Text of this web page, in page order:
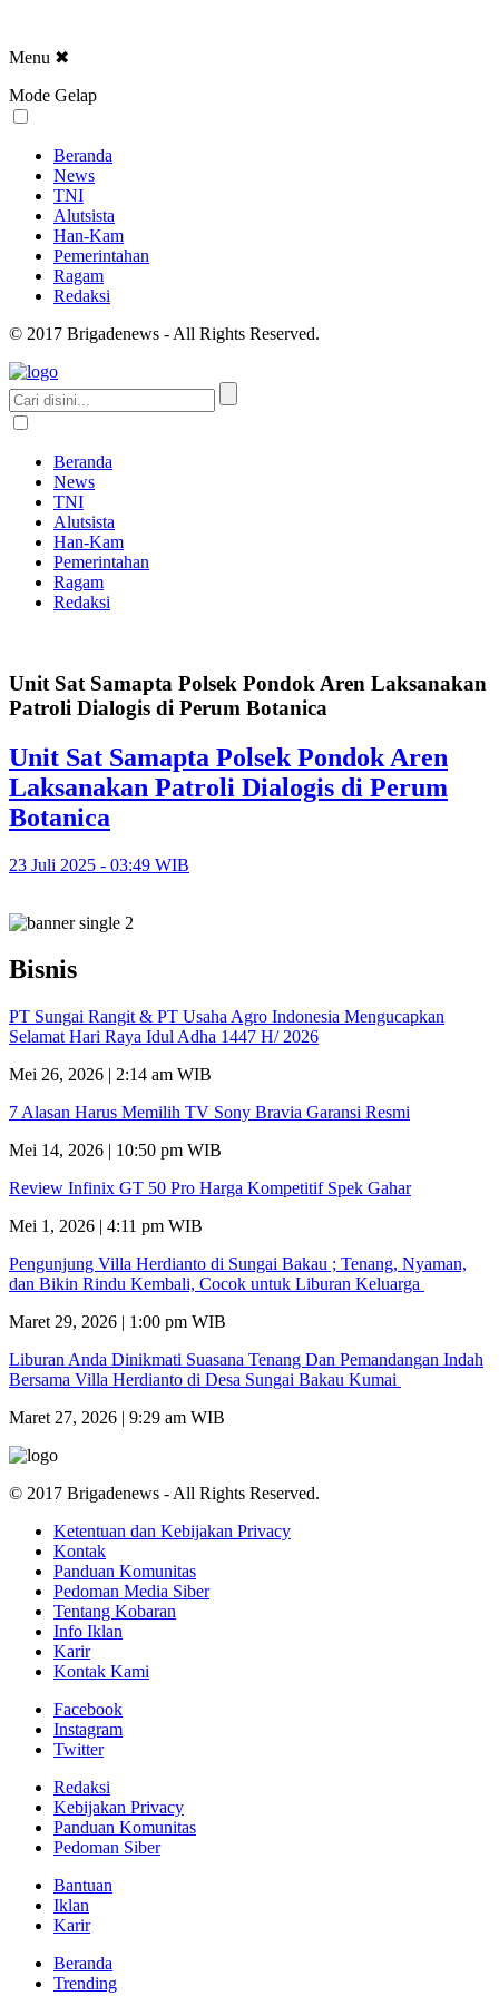
Menu ✖
Mode Gelap
Beranda
News
TNI
Alutsista
Han-Kam
Pemerintahan
Ragam
Redaksi
© 2017 Brigadenews - All Rights Reserved.
Beranda
News
TNI
Alutsista
Han-Kam
Pemerintahan
Ragam
Redaksi
Unit Sat Samapta Polsek Pondok Aren Laksanakan
Patroli Dialogis di Perum Botanica
Unit Sat Samapta Polsek Pondok Aren
Laksanakan Patroli Dialogis di Perum
Botanica
23 Juli 2025 - 03:49 WIB
Bisnis
PT Sungai Rangit & PT Usaha Agro Indonesia Mengucapkan
Selamat Hari Raya Idul Adha 1447 H/ 2026
Mei 26, 2026 | 2:14 am WIB
7 Alasan Harus Memilih TV Sony Bravia Garansi Resmi
Mei 14, 2026 | 10:50 pm WIB
Review Infinix GT 50 Pro Harga Kompetitif Spek Gahar
Mei 1, 2026 | 4:11 pm WIB
Pengunjung Villa Herdianto di Sungai Bakau ; Tenang, Nyaman,
dan Bikin Rindu Kembali, Cocok untuk Liburan Keluarga
Maret 29, 2026 | 1:00 pm WIB
Liburan Anda Dinikmati Suasana Tenang Dan Pemandangan Indah
Bersama Villa Herdianto di Desa Sungai Bakau Kumai
Maret 27, 2026 | 9:29 am WIB
© 2017 Brigadenews - All Rights Reserved.
Ketentuan dan Kebijakan Privacy
Kontak
Panduan Komunitas
Pedoman Media Siber
Tentang Kobaran
Info Iklan
Karir
Kontak Kami
Facebook
Instagram
Twitter
Redaksi
Kebijakan Privacy
Panduan Komunitas
Pedoman Siber
Bantuan
Iklan
Karir
Beranda
Trending